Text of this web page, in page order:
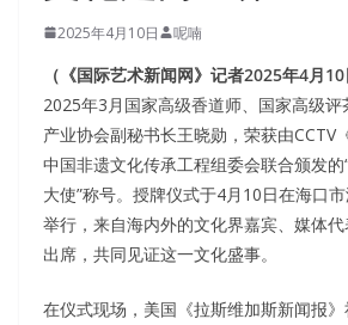
2025年4月10日 呢喃
（《国际艺术新闻网》记者2025年4月10
2025年3月国家高级香道师、国家高级
产业协会副秘书长王晓勋，荣获由CCTV
中国非遗文化传承工程组委会联合颁发
大使”称号。授牌仪式于4月10日在海口
举行，来自海内外的文化界嘉宾、媒体
出席，共同见证这一文化盛事。
在仪式现场，美国《拉斯维加斯新闻报